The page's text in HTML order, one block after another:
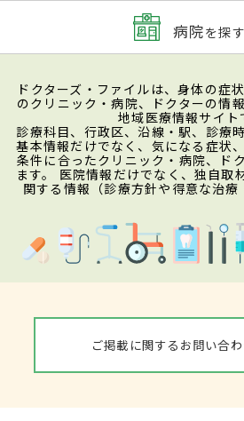
病院を探す
ドクターズ・ファイルは、身体の症
のクリニック・病院、ドクターの情
地域医療情報サイト
診療科目、行政区、沿線・駅、診療
基本情報だけでなく、気になる症状
条件に合ったクリニック・病院、ド
ます。 医院情報だけでなく、独自取
関する情報（診療方針や得意な治療
ご掲載に関するお問い合